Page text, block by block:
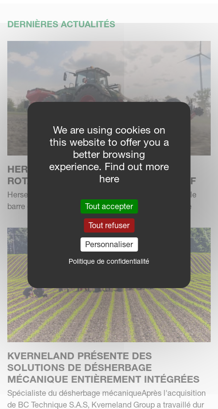
DERNIÈRES ACTUALITÉS
HERSE ROTATIVE KVERNELANDS
ROTAGO F AVEC SEMOIR F-DRILL CB F
Herses rotatives de nouvelle génération avec nouvelle
barre de semis - une combinaison flexible et efficace
KVERNELAND PRÉSENTE DES
SOLUTIONS DE DÉSHERBAGE
MÉCANIQUE ENTIÈREMENT INTÉGRÉES
Spécialiste du désherbage mécaniqueAprès l'acquisition
de BC Technique S.A.S, Kverneland Group a travaillé dur
We are using cookies on
this website to offer you a
better browsing
experience. Find out more
here
Tout accepter
Tout refuser
Personnaliser
Politique de confidentialité